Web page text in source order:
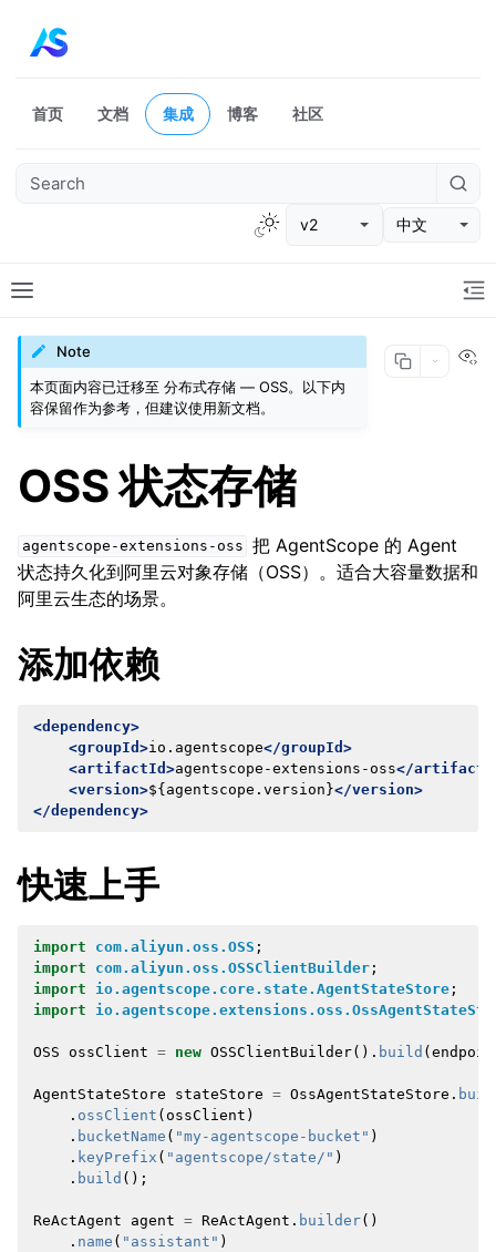
首页 文档 集成 博客 社区
v2 中文
Note
本页面内容已迁移至分布式存储 — OSS。以下内
容保留作为参考，但建议使用新文档。
OSS 状态存储
agentscope-extensions-oss 把 AgentScope 的 Agent
状态持久化到阿里云对象存储（OSS）。适合大容量数据和
阿里云生态的场景。
添加依赖
<dependency>
<groupId>io.agentscope</groupId>
<artifactId>agentscope-extensions-oss</
<version>${agentscope.version}</version>
</dependency>
快速上手
import com.aliyun.oss.OSS ;
import
com.aliyun.oss.OSSClientBuilder ;
import
io.agentscope.core.state.AgentStateStore ;
import
OSS ossClient = new OSSClientBuilder(). build (
AgentStateStore stateStore = OssAgentStateStore .
. ossClient ( ossClient )
. bucketName ( "my-agentscope-bucket" )
. keyPrefix ( "agentscope/state/" )
. build ();
ReActAgent agent = ReActAgent . builder()
. name ( "assistant" )